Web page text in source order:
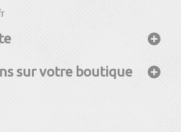
sur votre boutique